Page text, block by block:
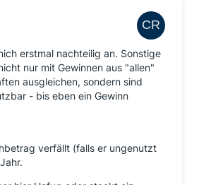
erstmal nachteilig an. Sonstige
nur mit Gewinnen aus "allen"
ausgleichen, sondern sind
- bis eben ein Gewinn
verfällt (falls er ungenutzt